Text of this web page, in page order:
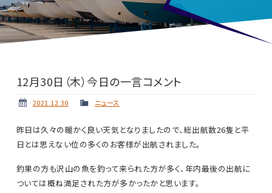
12月30日（木）今日の一言コメント
2021.12.30 ニュース
昨日は久々の暖かく良い天気となりましたので、総出航数26隻と平
日とは思えない位の多くのお客様が出航されました。
釣果の方も沢山の魚を釣って来られた方が多く、年内最後の出航に
ついては概ね満足された方が多かったかと思います。